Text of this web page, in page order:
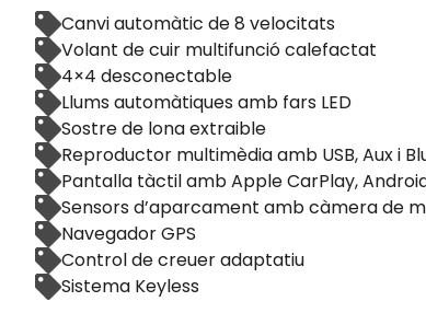
Canvi automàtic de 8 velocitats
Volant de cuir multifunció calefactat
4×4 desconectable
Llums automàtiques amb fars LED
Sostre de lona extraible
Reproductor multimèdia amb USB, Aux i
Pantalla tàctil amb Apple CarPlay,
Sensors d’aparcament amb càmera de
Navegador GPS
Control de creuer adaptatiu
Sistema Keyless